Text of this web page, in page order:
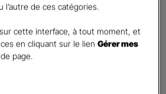
l’autre de ces catégories.
cette interface, à tout moment, et
en cliquant sur le lienGérer mes
page.